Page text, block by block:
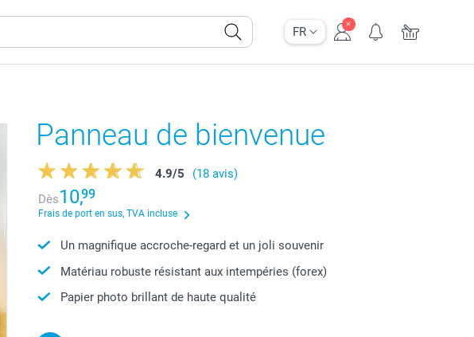
FR
Panneau de bienvenue
4.9/5
(18 avis)
Dès10,99
Frais de port en sus, TVA incluse
Un magnifique accroche-regard et un joli souvenir
Matériau robuste résistant aux intempéries (forex)
Papier photo brillant de haute qualité